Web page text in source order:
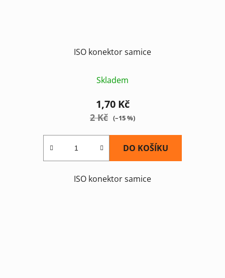
ISO konektor samice
Skladem
1,70 Kč
2 Kč (–15 %)
DO KOŠÍKU
ISO konektor samice